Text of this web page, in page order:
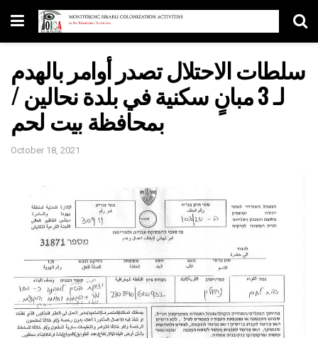
سلطات الاحتلال تصدر أوامر بالهدم
لـ 3 مبانٍ سكنية في بلدة نحالين /
بمحافظة بيت لحم
October 18, 2021